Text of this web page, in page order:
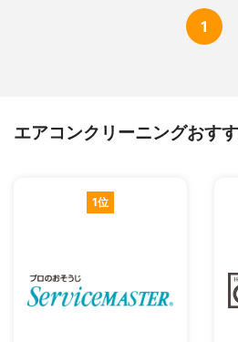
1
エアコンクリーニングおす
1位